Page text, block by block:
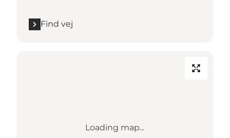
Find vej
Loading map...